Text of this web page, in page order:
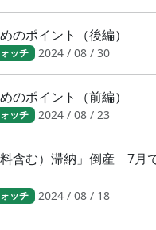
のポイント（後編）
ッチ 2024 / 08 / 30
のポイント（前編）
ッチ 2024 / 08 / 23
料含む）滞納」倒産 7月
ッチ 2024 / 08 / 18